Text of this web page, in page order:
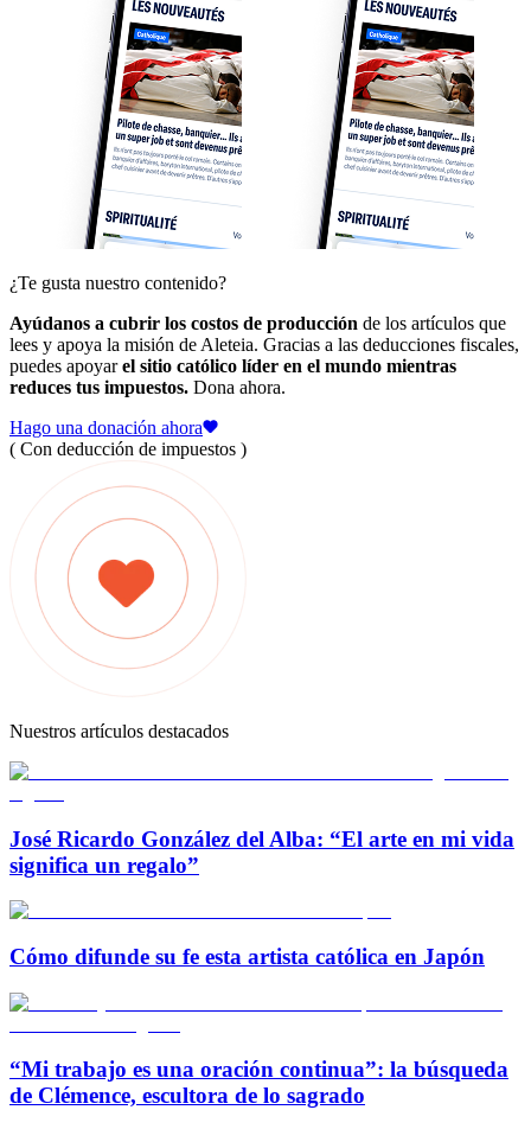
¿Te gusta nuestro contenido?
Ayúdanos a cubrir los costos de producción de los artículos que
lees y apoya la misión de Aleteia. Gracias a las deducciones fiscales,
puedes apoyarel sitio católico líder en el mundo mientras
reduces tus impuestos. Dona ahora.
Hago una donación ahora
( Con deducción de impuestos )
Nuestros artículos destacados
José Ricardo González del Alba: “El arte en mi vida
significa un regalo”
Cómo difunde su fe esta artista católica en Japón
“Mi trabajo es una oración continua”: la búsqueda
de Clémence, escultora de lo sagrado